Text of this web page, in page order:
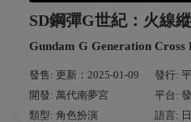
SD鋼彈G世紀：火線
Gundam G Generation Cross
發售: 更新：2025-01-09
發行:
開發: 萬代南夢宮
平台:
類型: 角色扮演
語言: